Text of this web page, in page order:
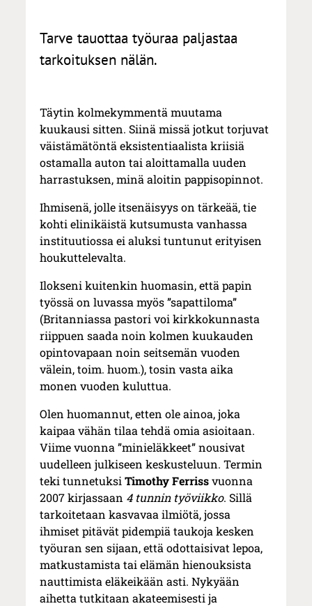
Tarve tauottaa työuraa paljastaa
tarkoituksen nälän.
Täytin kolmekymmentä muutama
kuukausi sitten. Siinä missä jotkut torjuvat
väistämätöntä eksistentiaalista kriisiä
ostamalla auton tai aloittamalla uuden
harrastuksen, minä aloitin pappisopinnot.
Ihmisenä, jolle itsenäisyys on tärkeää, tie
kohti elinikäistä kutsumusta vanhassa
instituutiossa ei aluksi tuntunut erityisen
houkuttelevalta.
Ilokseni kuitenkin huomasin, että papin
työssä on luvassa myös ”sapattiloma”
(Britanniassa pastori voi kirkkokunnasta
riippuen saada noin kolmen kuukauden
opintovapaan noin seitsemän vuoden
välein, toim. huom.), tosin vasta aika
monen vuoden kuluttua.
Olen huomannut, etten ole ainoa, joka
kaipaa vähän tilaa tehdä omia asioitaan.
Viime vuonna ”minieläkkeet” nousivat
uudelleen julkiseen keskusteluun. Termin
teki tunnetuksiTimothy Ferrissvuonna
2007 kirjassaan 4 tunnin työviikko. Sillä
tarkoitetaan kasvavaa ilmiötä, jossa
ihmiset pitävät pidempiä taukoja kesken
työuran sen sijaan, että odottaisivat lepoa,
matkustamista tai elämän hienouksista
nauttimista eläkeikään asti. Nykyään
aihetta tutkitaan akateemisesti ja